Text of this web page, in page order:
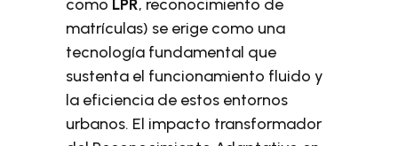
como LPR, reconocimiento de
matrículas) se erige como una
tecnología fundamental que
sustenta el funcionamiento fluido y
la eficiencia de estos entornos
urbanos. El impacto transformador